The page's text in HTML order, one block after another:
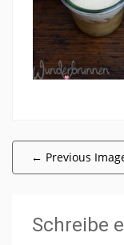
← Previous
Schreibe